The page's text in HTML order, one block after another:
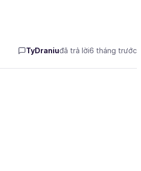
TyDraniuđã trả lời6 tháng trước